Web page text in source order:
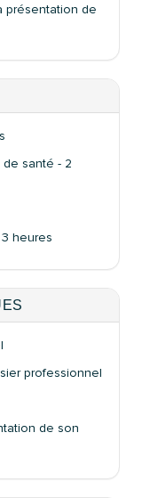
présentation de
santé - 2
heures
professionnel
de son